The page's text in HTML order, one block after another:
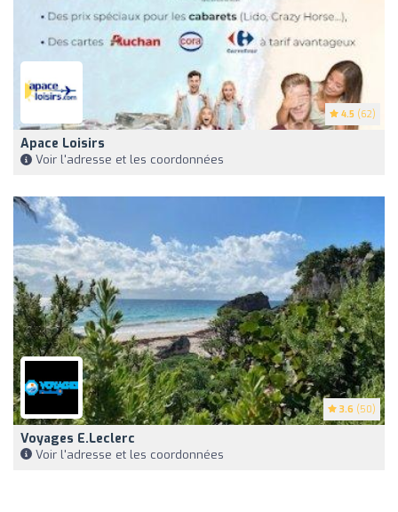
4.5 (62)
Apace Loisirs
Voir l'adresse et les coordonnées
3.6 (50)
Voyages E.Leclerc
Voir l'adresse et les coordonnées